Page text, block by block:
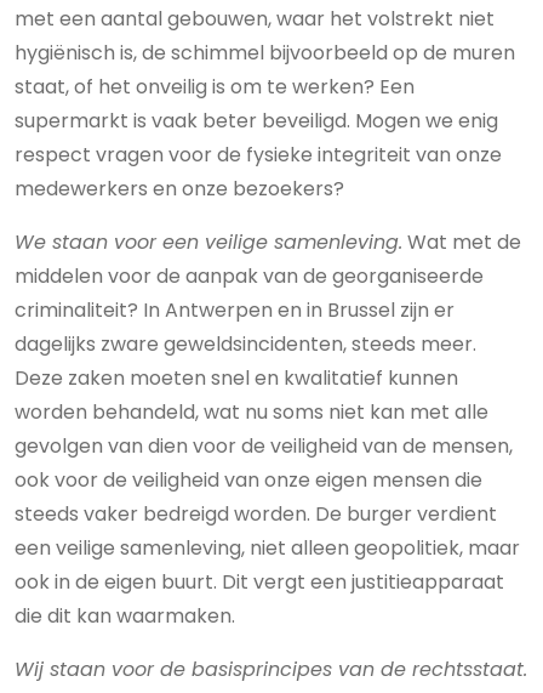
met een aantal gebouwen, waar het volstrekt niet
hygiënisch is, de schimmel bijvoorbeeld op de muren
staat, of het onveilig is om te werken? Een
supermarkt is vaak beter beveiligd. Mogen we enig
respect vragen voor de fysieke integriteit van onze
medewerkers en onze bezoekers?
We staan voor een veilige samenleving. Wat met de
middelen voor de aanpak van de georganiseerde
criminaliteit? In Antwerpen en in Brussel zijn er
dagelijks zware geweldsincidenten, steeds meer.
Deze zaken moeten snel en kwalitatief kunnen
worden behandeld, wat nu soms niet kan met alle
gevolgen van dien voor de veiligheid van de mensen,
ook voor de veiligheid van onze eigen mensen die
steeds vaker bedreigd worden. De burger verdient
een veilige samenleving, niet alleen geopolitiek, maar
ook in de eigen buurt. Dit vergt een justitieapparaat
die dit kan waarmaken.
Wij staan voor de basisprincipes van de rechtsstaat.